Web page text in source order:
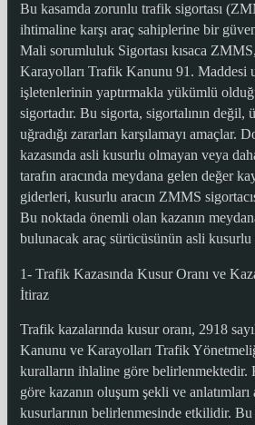
Bu kasamda zorunlu trafik sigortası
ihtimaline karşı araç sahiplerine bir
Mali sorumluluk Sigortası kısaca ZMMS,
Karayolları Trafik Kanunu 91. Maddesi
işletenlerinin yaptırmakla yükümlü
sigortadır. Bu sigorta, sigortalının değil,
uğradığı zararları karşılamayı amaçlar.
kazasında asli kusurlu olmayan veya
tarafın aracında meydana gelen değer
giderleri, kusurlu aracın ZMMS
Bu noktada önemli olan kazanın
bulunacak araç sürücüsünün asli kusurlu
1- Trafik Kazasında Kusur Oranı ve
İtiraz
Trafik kazalarında kusur oranı, 2918
Kanunu ve Karayolları Trafik
kuralların ihlaline göre belirlenmektedir.
göre kazanın oluşum şekli ve
kusurlarının belirlenmesinde etkilidir. Bu